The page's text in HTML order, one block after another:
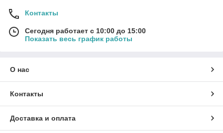
Контакты
Сегодня работает с 10:00 до 15:00
Показать весь график работы
О нас
Контакты
Доставка и оплата